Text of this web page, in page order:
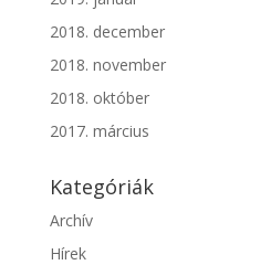
2018. december
2018. november
2018. október
2017. március
Kategóriák
Archív
Hírek